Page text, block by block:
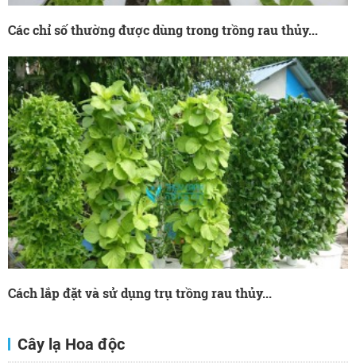
Các chỉ số thường được dùng trong trồng rau thủy...
Cách lắp đặt và sử dụng trụ trồng rau thủy...
Cây lạ Hoa độc